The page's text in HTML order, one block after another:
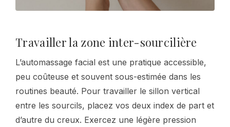
Travailler la zone inter-sourcilière
L’automassage facial est une pratique accessible,
peu coûteuse et souvent sous-estimée dans les
routines beauté. Pour travailler le sillon vertical
entre les sourcils, placez vos deux index de part et
d’autre du creux. Exercez une légère pression